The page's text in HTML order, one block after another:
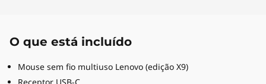
O que está incluído
Mouse sem fio multiuso Lenovo (edição X9)
Receptor USB-C